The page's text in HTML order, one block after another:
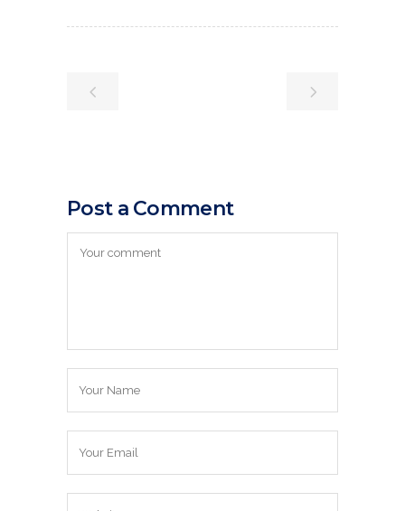
Post a Comment